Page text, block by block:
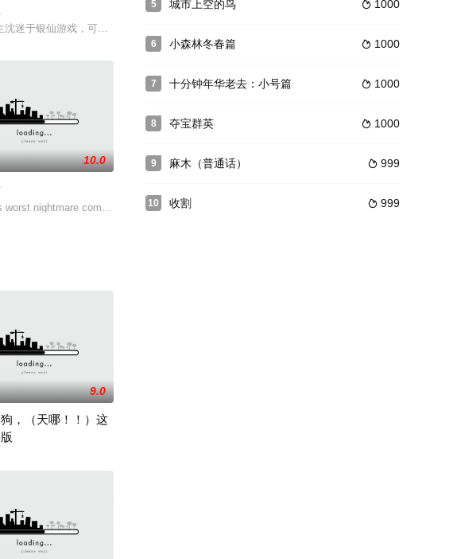
不仅将获封茶王的称号，其所培育
沈迷于银仙游戏，可是在玩毕后，邪门之事接踵而来。其中阿May与晴
梅 饰）有一个幸福的家庭，但这
10.0
worst nightmare comes true
音乐理想的男孩，在追求爱情与理
9.0
，（天哪！！）这
5  1000
城市上空的鸟
6  1000
小森林冬春篇
7  1000
十分钟年华老去：小号篇
8  1000
夺宝群英
9  999
麻木（普通话）
10  999
收割